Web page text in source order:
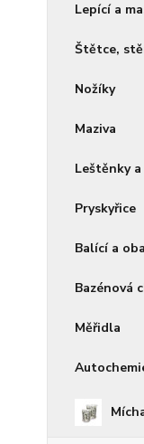
Lepící a
Štětce,
Nožíky
Maziva
Leštěnky
Pryskyřice
Balící a
Bazénová
Měřidla